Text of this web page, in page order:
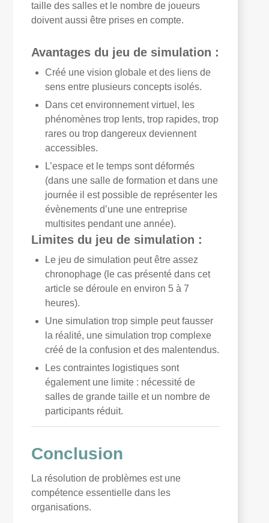
taille des salles et le nombre de joueurs
doivent aussi être prises en compte.
Avantages du jeu de simulation :
Créé une vision globale et des liens de
sens entre plusieurs concepts isolés.
Dans cet environnement virtuel, les
phénomènes trop lents, trop rapides, trop
rares ou trop dangereux deviennent
accessibles.
L’espace et le temps sont déformés
(dans une salle de formation et dans une
journée il est possible de représenter les
évènements d’une une entreprise
multisites pendant une année).
Limites du jeu de simulation :
Le jeu de simulation peut être assez
chronophage (le cas présenté dans cet
article se déroule en environ 5 à 7
heures).
Une simulation trop simple peut fausser
la réalité, une simulation trop complexe
créé de la confusion et des malentendus.
Les contraintes logistiques sont
également une limite : nécessité de
salles de grande taille et un nombre de
participants réduit.
Conclusion
La résolution de problèmes est une
compétence essentielle dans les
organisations.